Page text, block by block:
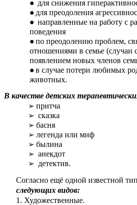
для снижения
для преодоления
направленные на работу с
поведения
по преодолению проблем,
отношениями в семье (случаи
появлением новых членов
в случае потери любимых
животных.
В качестве детских
притча
сказка
басня
легенда или миф
былина
анекдот
детектив.
Согласно ещё одной известной
следующих видов:
1. Художественные.